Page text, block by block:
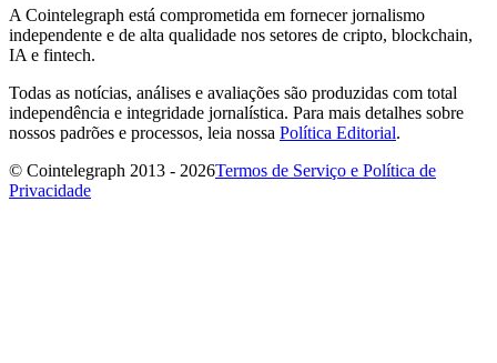
A Cointelegraph está comprometida em fornecer jornalismo
independente e de alta qualidade nos setores de cripto, blockchain,
IA e fintech.
Todas as notícias, análises e avaliações são produzidas com total
independência e integridade jornalística. Para mais detalhes sobre
nossos padrões e processos, leia nossa Política Editorial.
© Cointelegraph 2013 - 2026Termos de Serviço e Política de
Privacidade